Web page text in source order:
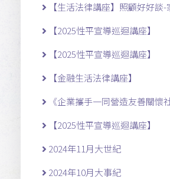
【生活法律講座】照顧好好談-
【2025性平宣導巡迴講座】
【2025性平宣導巡迴講座】
【金融生活法律講座】
《企業攜手一同營造友善關懷
【2025性平宣導巡迴講座】
2024年11月大世紀
2024年10月大事紀